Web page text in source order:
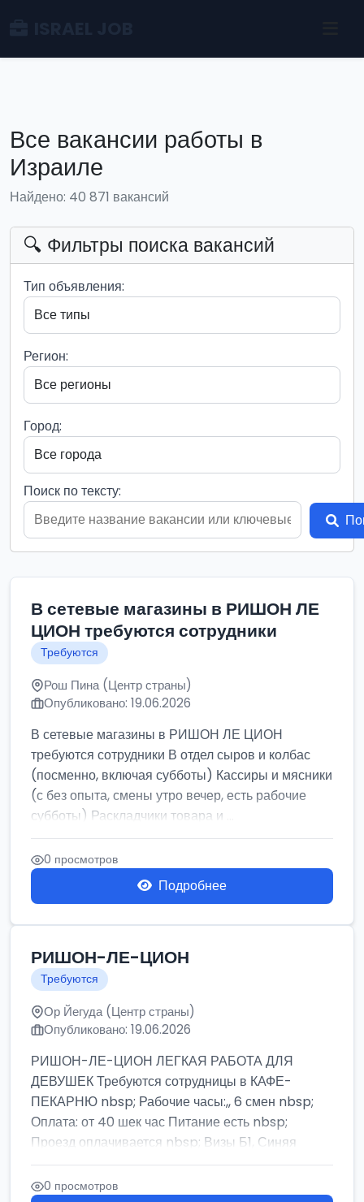
Все вакансии работы в
Израиле
Найдено: 40 871 вакансий
🔍 Фильтры поиска вакансий
Тип объявления:
Регион:
Город:
Поиск по тексту:
В сетевые магазины в РИШОН ЛЕ
ЦИОН требуются сотрудники
Требуются
Рош Пина (Центр страны)
Опубликовано: 19.06.2026
В сетевые магазины в РИШОН ЛЕ ЦИОН
требуются сотрудники В отдел сыров и колбас
(посменно, включая субботы) Кассиры и мясники
(с без опыта, смены утро вечер, есть рабочие
субботы) Раскладчики товара и ...
0 просмотров
Подробнее
РИШОН-ЛЕ-ЦИОН
Требуются
Ор Йегуда (Центр страны)
Опубликовано: 19.06.2026
РИШОН-ЛЕ-ЦИОН ЛЕГКАЯ РАБОТА ДЛЯ
ДЕВУШЕК Требуются сотрудницы в КАФЕ-
ПЕКАРНЮ nbsp; Рабочие часы:,, 6 смен nbsp;
Оплата: от 40 шек час Питание есть nbsp;
Проезд оплачивается nbsp; Визы Б1, Синяя
бумага,...
0 просмотров